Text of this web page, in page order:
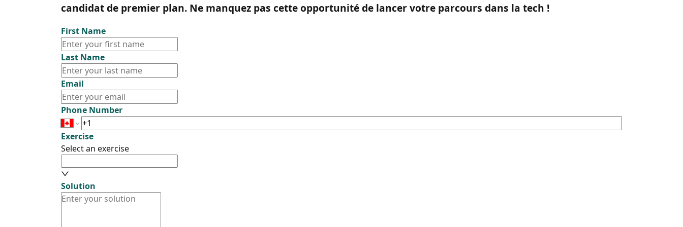
candidat de premier plan. Ne manquez pas cette opportunité de lancer votre parcours dans la tech !
First Name
Last Name
Email
Phone Number
Exercise
Select an exercise
Solution